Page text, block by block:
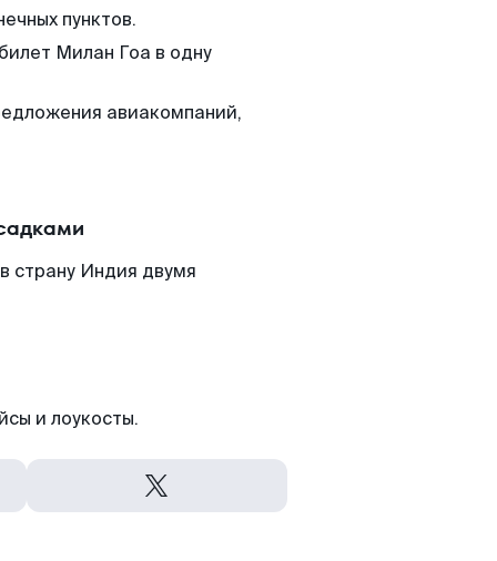
пунктов.
Милан Гоа в одну
авиакомпаний,
страну Индия двумя
и лоукосты.